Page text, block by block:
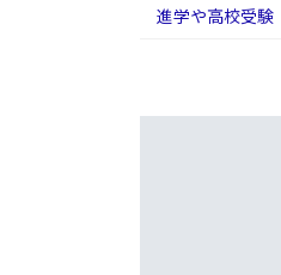
進学や高校受験